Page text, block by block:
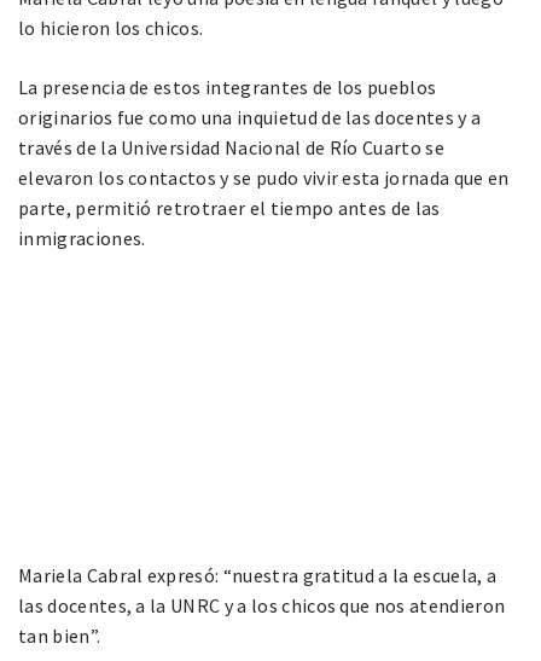
lo hicieron los chicos.
La presencia de estos integrantes de los pueblos
originarios fue como una inquietud de las docentes y a
través de la Universidad Nacional de Río Cuarto se
elevaron los contactos y se pudo vivir esta jornada que en
parte, permitió retrotraer el tiempo antes de las
inmigraciones.
Mariela Cabral expresó: “nuestra gratitud a la escuela, a
las docentes, a la UNRC y a los chicos que nos atendieron
tan bien”.